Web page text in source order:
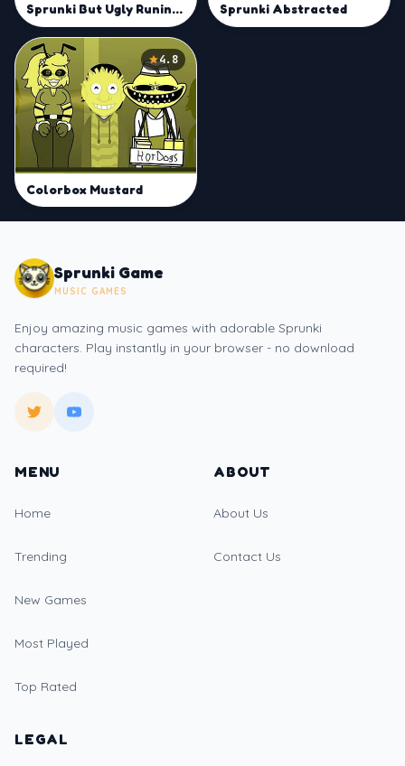
Sprunki But Ugly Runined Mod Sprunki Abstracted
4.8
Colorbox Mustard
Sprunki Game
MUSIC GAMES
Enjoy amazing music games with adorable Sprunki
characters. Play instantly in your browser - no download
required!
MENU
Home
Trending
New Games
Most Played
Top Rated
ABOUT
About Us
Contact Us
LEGAL